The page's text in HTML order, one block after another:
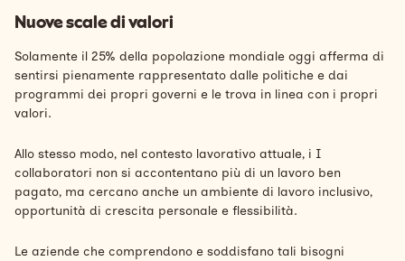
Nuove scale di valori
Solamente il 25% della popolazione mondiale oggi afferma di
sentirsi pienamente rappresentato dalle politiche e dai
programmi dei propri governi e le trova in linea con i propri
valori.
Allo stesso modo, nel contesto lavorativo attuale, i I
collaboratori non si accontentano più di un lavoro ben
pagato, ma cercano anche un ambiente di lavoro inclusivo,
opportunità di crescita personale e flessibilità.
Le aziende che comprendono e soddisfano tali bisogni